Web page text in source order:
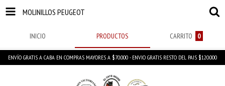
MOLINILLOS PEUGEOT
INICIO PRODUCTOS CARRITO 0
ENVÍO GRATIS A CABA EN COMPRAS MAYORES A $70.000 - ENVIO GRATIS RESTO DEL PAIS $120.000